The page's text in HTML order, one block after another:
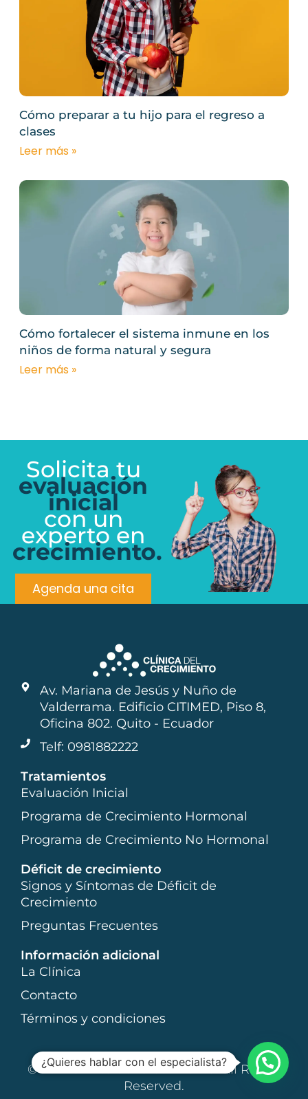
Cómo preparar a tu hijo para el regreso a
clases
Leer más »
Cómo fortalecer el sistema inmune en los
niños de forma natural y segura
Leer más »
Solicita tu
evaluación
inicial
con un
experto en
crecimiento.
Agenda una cita
Av. Mariana de Jesús y Nuño de
Valderrama. Edificio CITIMED, Piso 8,
Oficina 802. Quito - Ecuador
Telf: 0981882222
Tratamientos
Evaluación Inicial
Programa de Crecimiento Hormonal
Programa de Crecimiento No Hormonal
Déficit de crecimiento
Signos y Síntomas de Déficit de
Crecimiento
Preguntas Frecuentes
Información adicional
La Clínica
Contacto
Términos y condiciones
© 2017 Clínica del Crecimiento. All Rights
Reserved.
¿Quieres hablar con el especialista?